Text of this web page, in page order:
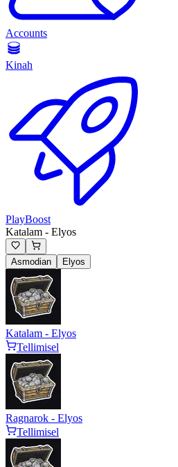
Accounts
Kinah
PlayBoost
Katalam - Elyos
Asmodian Elyos
Katalam - Elyos
Tellimisel
Ragnarok - Elyos
Tellimisel